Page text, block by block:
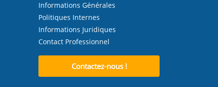
Informations Générales
Politiques Internes
Informations Juridiques
Contact Professionnel
Contactez-nous !